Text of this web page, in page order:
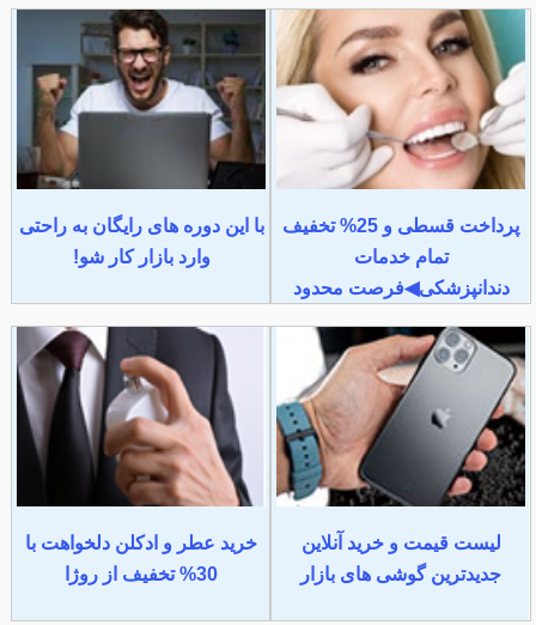
پرداخت قسطی و 25% تخفیف
تمام خدمات
دندانپزشکی◀فرصت محدود
با این دوره های رایگان به راحتی
وارد بازار کار شو!
لیست قیمت و خرید آنلاین
جدیدترین گوشی های بازار
خرید عطر و ادکلن دلخواهت با
30% تخفیف از روژا